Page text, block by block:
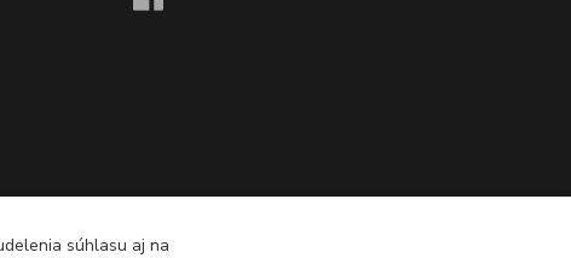
súhlasu aj na